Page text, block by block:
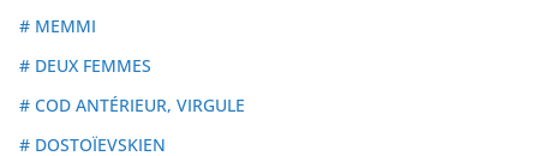
# MEMMI
# DEUX FEMMES
# COD ANTÉRIEUR, VIRGULE
# DOSTOÏEVSKIEN